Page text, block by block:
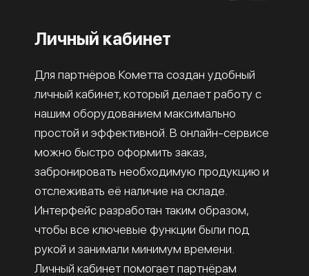
Личный кабинет
Для партнёров Кометта создан удобный
личный кабинет, который делает работу с
нашим оборудованием максимально
простой и эффективной. В онлайн-сервисе
можно быстро оформить заказ,
забронировать необходимую продукцию и
отслеживать её наличие на складе.
Интерфейс разработан таким образом,
чтобы все ключевые функции были под
рукой и занимали минимум времени.
Личный кабинет помогает партнёрам